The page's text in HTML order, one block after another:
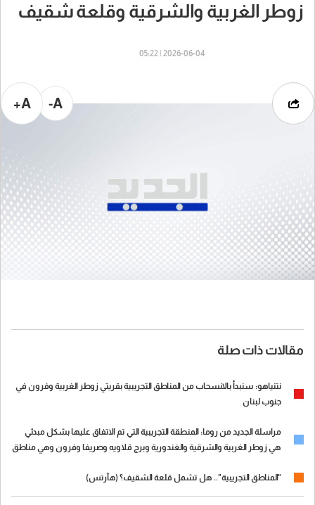
زوطر الغربية والشرقية وقلعة شقيف
2026-06-04 | 05:22
A-
A+
مقالات ذات صلة
نتنياهو: سنبدأ بالانسحاب من المناطق التجريبية بقريتي زوطر الغربية وفرون في
جنوب لبنان
مراسلة الجديد من روما: المنطقة التجريبية التي تم الاتفاق عليها بشكل مبدئي
هي زوطر الغربية والشرقية والغندورية وبرج قلاويه وصريفا وفرون وهي مناطق
"المناطق التجريبية".. هل تشمل قلعة الشقيف؟ (هآرتس)